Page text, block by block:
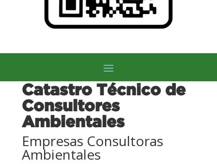
Catastro Técnico de
Consultores
Ambientales
Empresas Consultoras
Ambientales